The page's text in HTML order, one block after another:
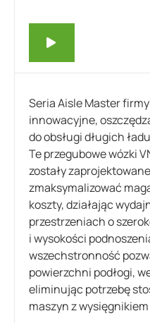
Seria Aisle Master
innowacyjne,
do obsługi długich
Te przegubowe wózki
zostały
zmaksymalizować
koszty, działając
przestrzeniach o
i wysokości
wszechstronność
powierzchni podłogi,
eliminując potrzebę
maszyn z